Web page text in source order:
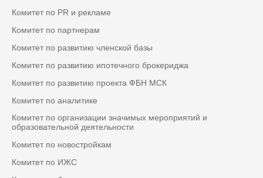
Комитет по PR и рекламе
Комитет по партнерам
Комитет по развитию членской базы
Комитет по развитию ипотечного брокериджа
Комитет по развитию проекта ФБН МСК
Комитет по аналитике
Комитет по организации значимых мероприятий и
образовательной деятельности
Комитет по новостройкам
Комитет по ИЖС